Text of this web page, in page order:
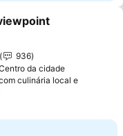
aos favoritos
936
da cidade
culinária local e